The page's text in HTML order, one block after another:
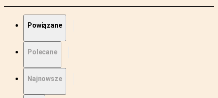
Powiązane
Polecane
Najnowsze